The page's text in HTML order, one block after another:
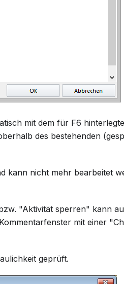
mit dem für F6
des bestehenden
kann nicht mehr bearbeitet
"Aktivität sperren" kann
mit einer
geprüft.